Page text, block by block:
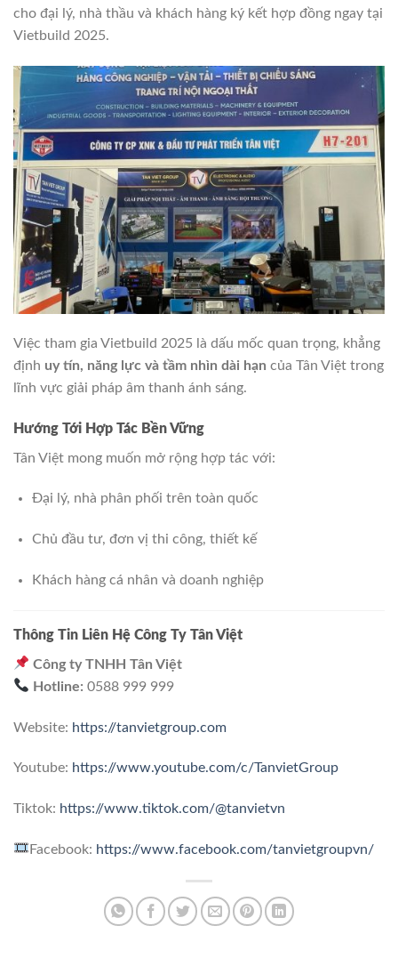
cho đại lý, nhà thầu và khách hàng ký kết hợp đồng ngay tại
Vietbuild 2025.
Việc tham gia Vietbuild 2025 là dấu mốc quan trọng, khẳng
định uy tín, năng lực và tầm nhìn dài hạn của Tân Việt trong
lĩnh vực giải pháp âm thanh ánh sáng.
Hướng Tới Hợp Tác Bền Vững
Tân Việt mong muốn mở rộng hợp tác với:
Đại lý, nhà phân phối trên toàn quốc
Chủ đầu tư, đơn vị thi công, thiết kế
Khách hàng cá nhân và doanh nghiệp
Thông Tin Liên Hệ Công Ty Tân Việt
Công ty TNHH Tân Việt
Hotline: 0588 999 999
Website: https://tanvietgroup.com
Youtube: https://www.youtube.com/c/TanvietGroup
Tiktok: https://www.tiktok.com/@tanvietvn
Facebook: https://www.facebook.com/tanvietgroupvn/